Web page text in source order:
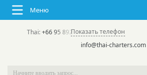
Меню
Thai:+66 95 892 7646(rus/eng) | в России:
Показать телефон
info@thai-charters.com